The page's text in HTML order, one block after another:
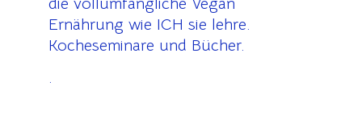
Ernährung wie ICH sie lehre.
Kocheseminare und Bücher.
.